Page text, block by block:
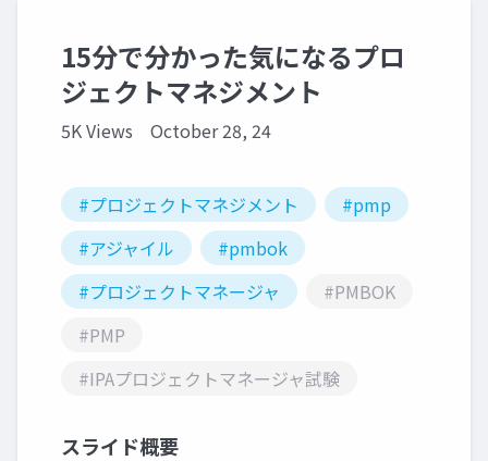
15分で分かった気になるプロ
ジェクトマネジメント
5K Views October 28, 24
#プロジェクトマネジメント
#pmp
#アジャイル
#pmbok
#プロジェクトマネージャ
#PMBOK
#PMP
#IPAプロジェクトマネージャ試験
スライド概要